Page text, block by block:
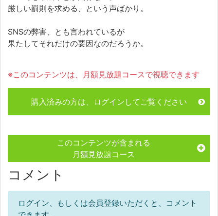
厳しい罰則を求める、という声ばかり。
SNSの弊害、とも言われているが
果たしてそれだけの要因なのだろうか。
※このコンテンツは、月額見放題コースで視聴できます
購入済みの方は、ログインしてご覧ください
このコンテンツが含まれる
月額見放題コース
コメント
ログイン、もしくは会員登録いただくと、コメント